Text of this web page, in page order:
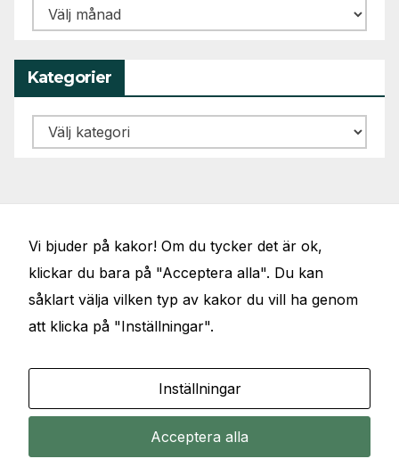
Arkiv
Kategorier
Kategorier
JÖRGENS VAL
Vi bjuder på kakor! Om du tycker det är ok,
klickar du bara på "Acceptera alla". Du kan
såklart välja vilken typ av kakor du vill ha genom
att klicka på "Inställningar".
Inställningar
Acceptera alla